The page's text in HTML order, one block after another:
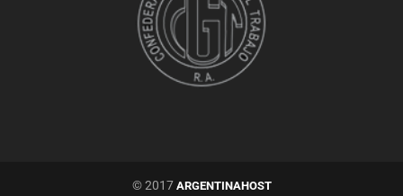
© 2017 ARGENTINAHOST